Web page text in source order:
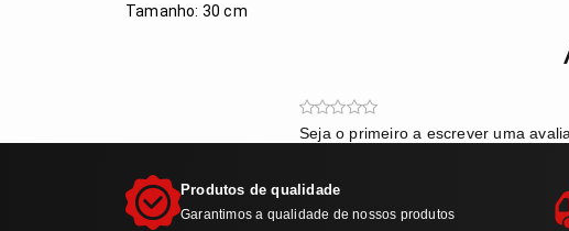
Tamanho: 30 cm
Seja o primeiro a escrever uma
Produtos de qualidade
Garantimos a qualidade de nossos produtos